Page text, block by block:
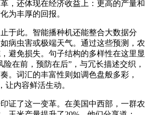
，还体现在经济收益上：更高的产量和
为丰厚的回报。
于此。智能播种机还能整合大数据分
病虫害或极端天气。通过这些预测，农
避免损失。句子结构的多样性在这里显
在前，预防在后”，与冗长描述交织，
。词汇的丰富性则如调色盘般多彩，
让内容鲜活生动。
证了这一变革。在美国中西部，一群农